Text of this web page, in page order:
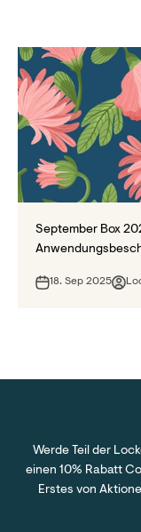
September Box
18. Sep 2025
Werde Teil der
einen 10% Rabatt
Erstes von